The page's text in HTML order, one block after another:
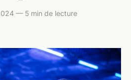
— 5 min de lecture